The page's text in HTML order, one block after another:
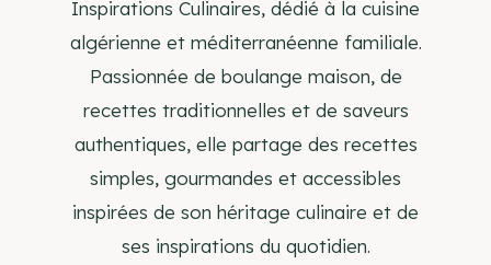
Inspirations Culinaires, dédié à la cuisine
algérienne et méditerranéenne familiale.
Passionnée de boulange maison, de
recettes traditionnelles et de saveurs
authentiques, elle partage des recettes
simples, gourmandes et accessibles
inspirées de son héritage culinaire et de
ses inspirations du quotidien.